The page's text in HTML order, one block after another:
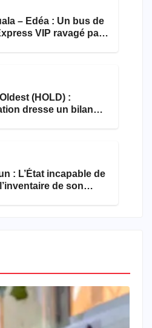
– Edéa : Un bus de
VIP ravagé par
(HOLD) :
dresse un bilan
: L’État incapable de
de son